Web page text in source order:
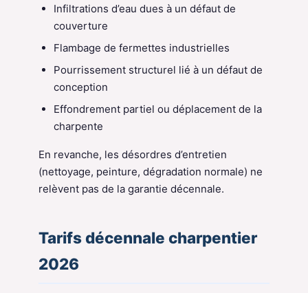
Infiltrations d’eau dues à un défaut de
couverture
Flambage de fermettes industrielles
Pourrissement structurel lié à un défaut de
conception
Effondrement partiel ou déplacement de la
charpente
En revanche, les désordres d’entretien
(nettoyage, peinture, dégradation normale) ne
relèvent pas de la garantie décennale.
Tarifs décennale charpentier
2026